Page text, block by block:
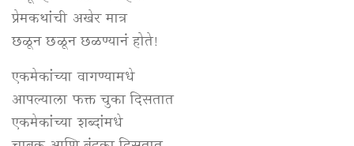
प्रेमकथांची अखेर मात्र
छळून छळून छळण्यानं होते!
एकमेकांच्या वागण्यामधे
आपल्याला फक्त चुका दिसतात
एकमेकांच्या शब्दांमधे